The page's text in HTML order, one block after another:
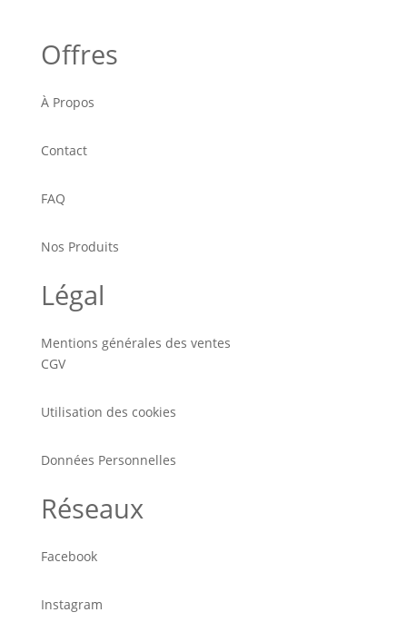
Offres
À Propos
Contact
FAQ
Nos Produits
Légal
Mentions générales des ventes
CGV
Utilisation des cookies
Données Personnelles
Réseaux
Facebook
Instagram